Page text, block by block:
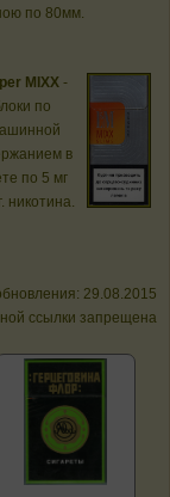
по 80мм.
MIXX -
по
в
по 5 мг
никотина.
29.08.2015
ссылки запрещена